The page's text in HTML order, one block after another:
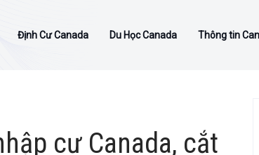
Định Cư Canada Du Học Canada Thông tin
cư Canada, cắt